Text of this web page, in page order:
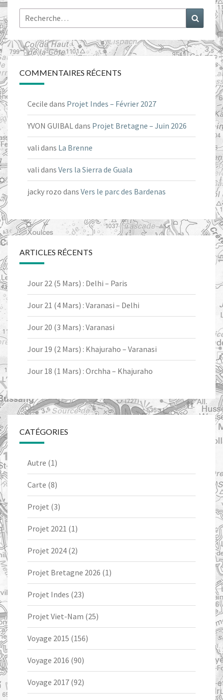
Rechercher :
COMMENTAIRES RÉCENTS
Cecile dans Projet Indes – Février 2027
YVON GUIBALdans Projet Bretagne – Juin 2026
vali dans La Brenne
vali dans Vers la Sierra de Guala
jacky rozo dans Vers le parc des Bardenas
ARTICLES RÉCENTS
Jour 22 (5 Mars) : Delhi – Paris
Jour 21 (4 Mars) : Varanasi – Delhi
Jour 20 (3 Mars) : Varanasi
Jour 19 (2 Mars) : Khajuraho – Varanasi
Jour 18 (1 Mars) : Orchha – Khajuraho
CATÉGORIES
Autre (1)
Carte (8)
Projet (3)
Projet 2021 (1)
Projet 2024 (2)
Projet Bretagne 2026 (1)
Projet Indes (23)
Projet Viet-Nam (25)
Voyage 2015 (156)
Voyage 2016 (90)
Voyage 2017 (92)